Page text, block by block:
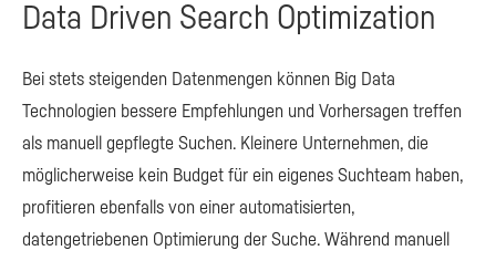
Data Driven Search Optimization
Bei stets steigenden Datenmengen können Big Data
Technologien bessere Empfehlungen und Vorhersagen treffen
als manuell gepflegte Suchen. Kleinere Unternehmen, die
möglicherweise kein Budget für ein eigenes Suchteam haben,
profitieren ebenfalls von einer automatisierten,
datengetriebenen Optimierung der Suche. Während manuell